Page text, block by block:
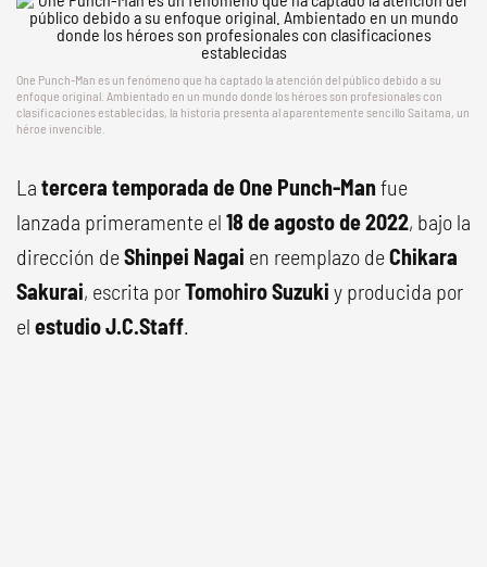
One Punch-Man es un fenómeno que ha captado la atención del público debido a su
enfoque original. Ambientado en un mundo donde los héroes son profesionales con
clasificaciones establecidas, la historia presenta al aparentemente sencillo Saitama, un
héroe invencible.
La tercera temporada de One Punch-Man fue
lanzada primeramente el 18 de agosto de 2022, bajo la
dirección deShinpei Nagai en reemplazo deChikara
Sakurai, escrita porTomohiro Suzuki y producida por
el estudio J.C.Staff.